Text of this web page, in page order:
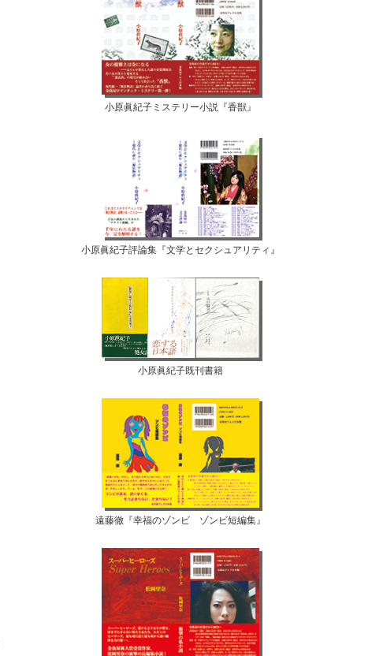
小原眞紀子ミステリー小説『香獣』
小原眞紀子評論集『文学とセクシュアリティ』
小原眞紀子既刊書籍
遠藤徹『幸福のゾンビ ゾンビ短編集』